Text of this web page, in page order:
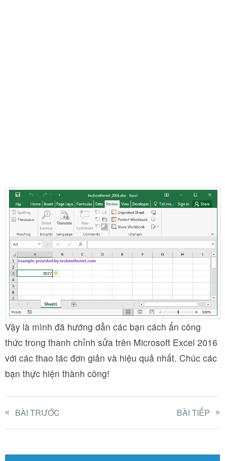
Vậy là mình đã hướng dẫn các bạn cách ẩn công
thức trong thanh chỉnh sửa trên Microsoft Excel 2016
với các thao tác đơn giản và hiệu quả nhất. Chúc các
bạn thực hiện thành công!
BÀI TRƯỚC BÀI TIẾP